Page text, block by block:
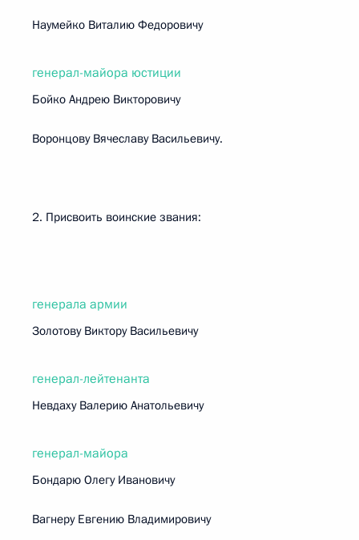
Наумейко Виталию Федоровичу
генерал-майора юстиции
Бойко Андрею Викторовичу
Воронцову Вячеславу Васильевичу.
2. Присвоить воинские звания:
генерала армии
Золотову Виктору Васильевичу
генерал-лейтенанта
Невдаху Валерию Анатольевичу
генерал-майора
Бондарю Олегу Ивановичу
Вагнеру Евгению Владимировичу